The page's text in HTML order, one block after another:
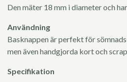
Den mäter 18 mm i diameter och
Användning
Basknappen är perfekt för
men även handgjorda kort och
Specifikation